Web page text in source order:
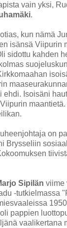
vain yksi,
.
kun nämä
isänsä Viipurin
sidottu kahden
ehdi. Isoisäni
on
Brysseliin
Sipilän viime
-tutkielmassa
pappien
vaalikertana